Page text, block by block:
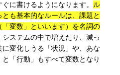
に書けるようになります。 ル
も基本的なルールは、課題と
変数」といいます）を名詞の
システムの中で増えたり、減っ
変化しうる「状況」や、あな
「行動」もすべて変数となり